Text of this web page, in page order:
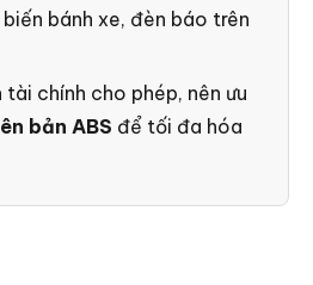
bánh xe, đèn báo trên
tài chính cho phép, nên ưu
bản ABS để tối đa hóa